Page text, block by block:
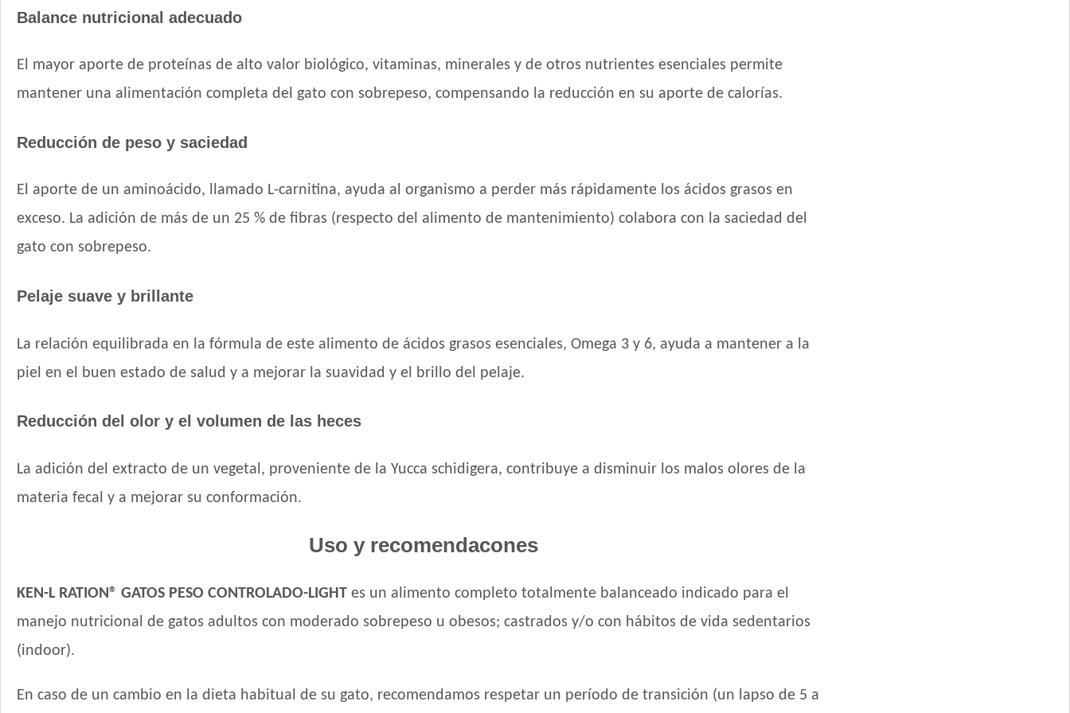
Gran Campeón Gato Adulto
Handler Gato Adulto
Jaspe Premium Gato Adulto
Kedi Special Care
Max Pet Gato Adulto
Maxxium Gato Trucha Patagónica
Nature Gatos
Nutribon XQ Gato Adulto
Nutrique Urinary Care Cat
Nutrique Young Adult Cat Healthy Maintenance
Old Prince Equilibrium Gato Adulto Esterilizado
Balance nutricional adecuado
El mayor aporte de proteínas de alto valor biológico, vitaminas, minerales y de otros nutrientes esenciales permite
mantener una alimentación completa del gato con sobrepeso, compensando la reducción en su aporte de calorías.
Reducción de peso y saciedad
El aporte de un aminoácido, llamado L-carnitina, ayuda al organismo a perder más rápidamente los ácidos grasos en
exceso. La adición de más de un 25 % de fibras (respecto del alimento de mantenimiento) colabora con la saciedad del
gato con sobrepeso.
Pelaje suave y brillante
La relación equilibrada en la fórmula de este alimento de ácidos grasos esenciales, Omega 3 y 6, ayuda a mantener a la
piel en el buen estado de salud y a mejorar la suavidad y el brillo del pelaje.
Reducción del olor y el volumen de las heces
La adición del extracto de un vegetal, proveniente de la Yucca schidigera, contribuye a disminuir los malos olores de la
materia fecal y a mejorar su conformación.
Uso y recomendacones
KEN-L RATION® GATOS PESO CONTROLADO-LIGHT es un alimento completo totalmente balanceado indicado para el
manejo nutricional de gatos adultos con moderado sobrepeso u obesos; castrados y/o con hábitos de vida sedentarios
(indoor).
En caso de un cambio en la dieta habitual de su gato, recomendamos respetar un período de transición (un lapso de 5 a